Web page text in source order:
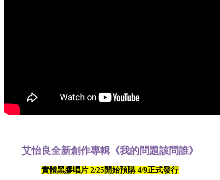
艾怡良全新創作專輯《我的問題該問誰》
實體黑膠唱片 2/25開始預購 4/9正式發行